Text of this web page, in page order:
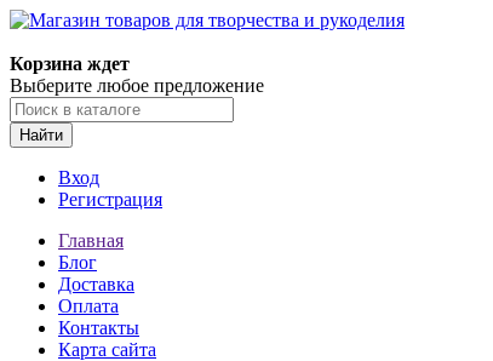
Корзина ждет
Выберите любое предложение
Найти
Вход
Регистрация
Главная
Блог
Доставка
Оплата
Контакты
Карта сайта